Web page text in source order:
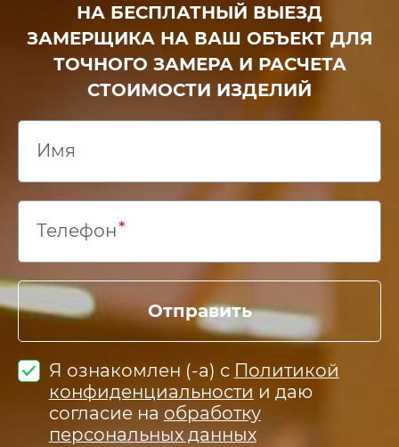
НА БЕСПЛАТНЫЙ ВЫЕЗД
ЗАМЕРЩИКА НА ВАШ ОБЪЕКТ ДЛЯ
ТОЧНОГО ЗАМЕРА И РАСЧЕТА
СТОИМОСТИ ИЗДЕЛИЙ
Имя
Телефон
Отправить
Я ознакомлен (-а) с Политикой
конфиденциальности и даю
согласие на обработку
персональных данных